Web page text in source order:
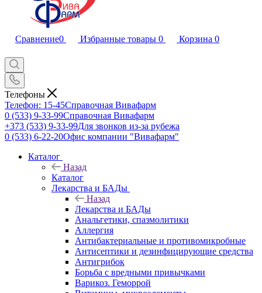
Сравнение0 Избранные товары 0 Корзина 0
Телефоны
Телефон: 15-45Справочная Вивафарм
0 (533) 9-33-99Справочная Вивафарм
+373 (533) 9-33-99Для звонков из-за рубежа
0 (533) 6-22-20Офис компании "Вивафарм"
Каталог
Назад
Каталог
Лекарства и БАДы
Назад
Лекарства и БАДы
Анальгетики, спазмолитики
Аллергия
Антибактериальные и противомикробные
Антисептики и дезинфицирующие средства
Антигрибок
Борьба с вредными привычками
Варикоз. Геморрой